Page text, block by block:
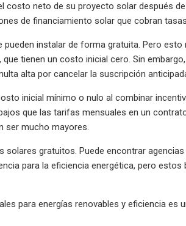
costo neto de su proyecto solar después
de financiamiento solar que cobran
instalar de forma gratuita. Pero
tienen un costo inicial cero. Sin
alta por cancelar la suscripción
inicial mínimo o nulo al combinar
que las tarifas mensuales en un
ser mucho mayores.
solares gratuitos. Puede encontrar
para la eficiencia energética, pero
para energías renovables y eficiencia